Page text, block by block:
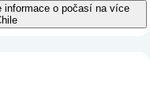
informace o počasí na více